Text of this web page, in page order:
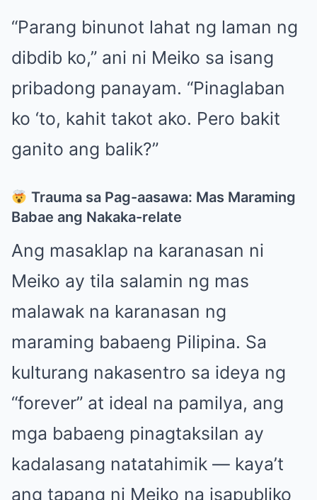
“Parang binunot lahat ng laman ng
dibdib ko,” ani ni Meiko sa isang
pribadong panayam. “Pinaglaban
ko ‘to, kahit takot ako. Pero bakit
ganito ang balik?”
Trauma sa Pag-aasawa: Mas Maraming
Babae ang Nakaka-relate
Ang masaklap na karanasan ni
Meiko ay tila salamin ng mas
malawak na karanasan ng
maraming babaeng Pilipina. Sa
kulturang nakasentro sa ideya ng
“forever” at ideal na pamilya, ang
mga babaeng pinagtaksilan ay
kadalasang natatahimik — kaya’t
ang tapang ni Meiko na isapubliko